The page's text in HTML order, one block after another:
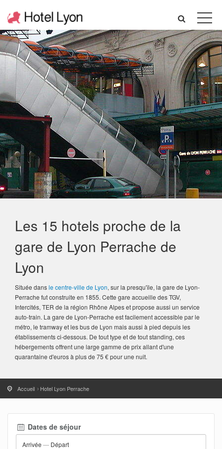
Les 15 hotels proche de la
gare de Lyon Perrache de
Lyon
Située dansle centre-ville de Lyon, sur la presqu'île, la gare de Lyon-
Perrache fut construite en 1855. Cette gare accueille des TGV,
Intercités, TER de la région Rhône Alpes et propose aussi un service
auto-train. La gare de Lyon-Perrache est facilement accessible par le
métro, le tramway et les bus de Lyon mais aussi à pied depuis les
établissements ci-dessous. De tout type et de tout standing, ces
hébergements offrent une large gamme de prix allant d'une
quarantaine d'euros à plus de 75 € pour une nuit.
Accueil Hotel Lyon Perrache
Dates de séjour
Arrivée — Départ